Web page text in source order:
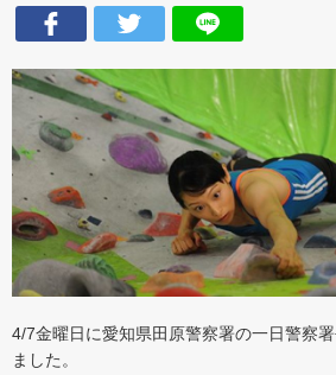
4/7金曜日に愛知県田原警察署の一日警察
ました。